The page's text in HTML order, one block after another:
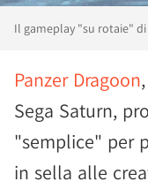
Il gameplay "su rotaie" di
Panzer Dragoon
Sega Saturn,
"semplice" per
in sella alle